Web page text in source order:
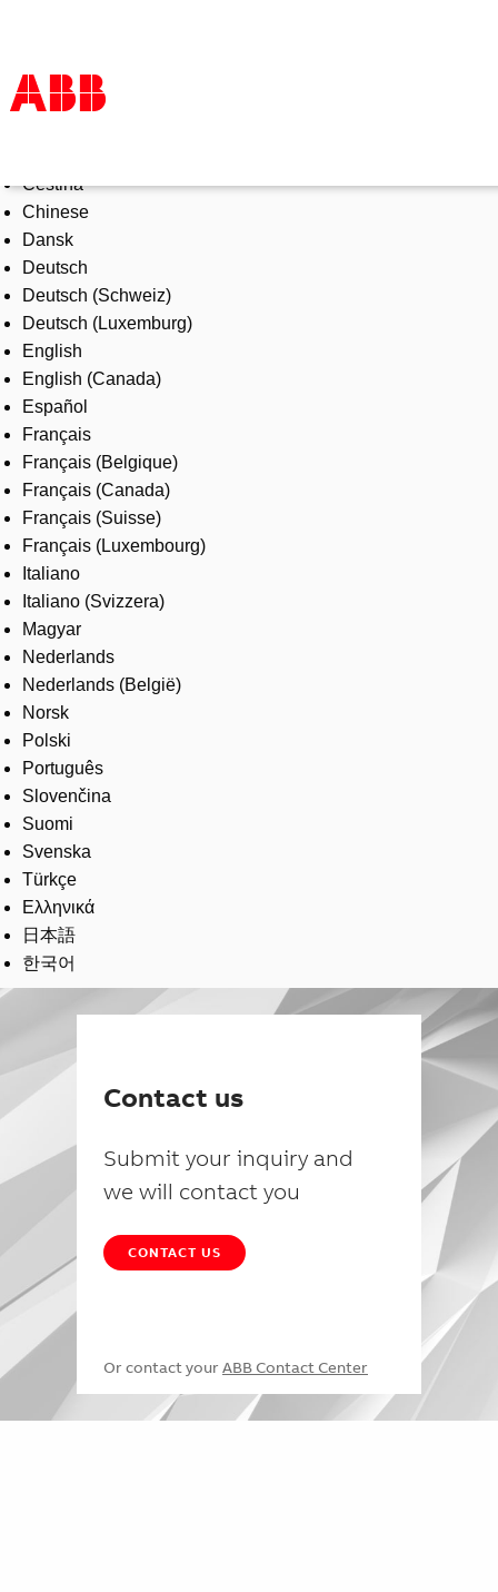
Products & Solutions
Industries
Services
About us
Where to buy
Contact us
Careers
Čeština
Chinese
Dansk
Deutsch
Deutsch (Schweiz)
Deutsch (Luxemburg)
English
English (Canada)
Español
Français
Français (Belgique)
Français (Canada)
Français (Suisse)
Français (Luxembourg)
Italiano
Italiano (Svizzera)
Magyar
Nederlands
Nederlands (België)
Norsk
Polski
Português
Slovenčina
Suomi
Svenska
Türkçe
Ελληνικά
日本語
한국어
Contact us
Submit your inquiry and
we will contact you
CONTACT US
Or contact your ABB Contact Center